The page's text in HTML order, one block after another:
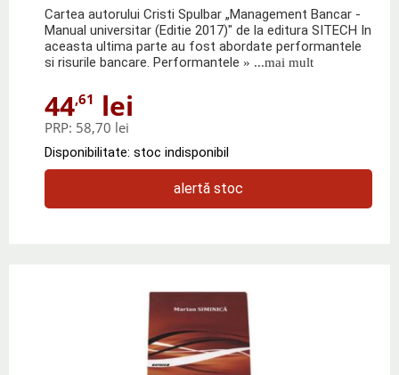
Cartea autorului Cristi Spulbar „Management Bancar -
Manual universitar (Editie 2017)" de la editura SITECH In
aceasta ultima parte au fost abordate performantele
si risurile bancare. Performantele » ...mai mult
44,61 lei
PRP: 58,70 lei
Disponibilitate: stoc indisponibil
alertă stoc